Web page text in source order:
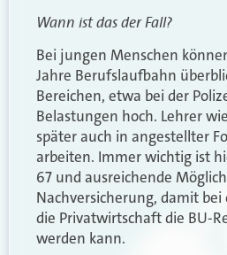
Wann ist das der Fall?
Bei jungen Menschen
Jahre Berufslaufbahn
Bereichen, etwa bei der
Belastungen hoch. Lehrer
später auch in angestellter
arbeiten. Immer wichtig ist
67 und ausreichende
Nachversicherung, damit bei
die Privatwirtschaft die BU-
werden kann.